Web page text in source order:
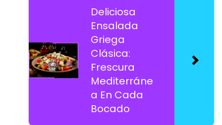
Deliciosa
Ensalada
Griega
Clásica:
Frescura
Mediterráne
a En Cada
Bocado